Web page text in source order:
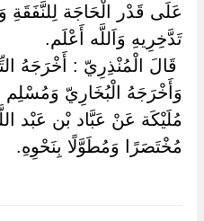
عَلَى قَدْر الْحَاجَة لِلنَّفَقَةِ
تَدَّخِرِيهِ وَاَللَّه أَعْلَم.
‏قَالَ الْمُنْذِرِيّ : أَخْرَجَهُ
وَأَخْرَجَهُ الْبُخَارِيّ
مُلَيْكَة عَنْ عَبَّاد بْن عَبْد
مُخْتَصَرًا وَمُطَوَّلًا بِنَحْوِهِ.